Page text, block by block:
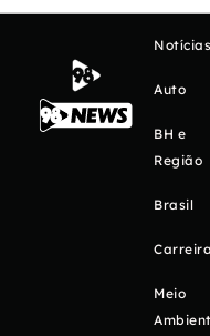
Notícias
Auto
BH e
Região
Brasil
Carreira
Meio